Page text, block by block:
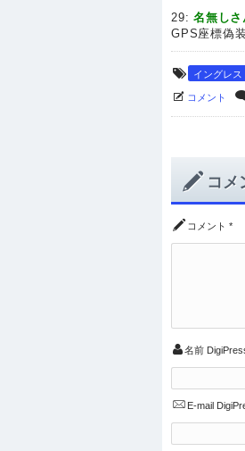
29:名無し
GPS座標偽
イングレス
コメント
コメ
コメント *
名前
E-mail